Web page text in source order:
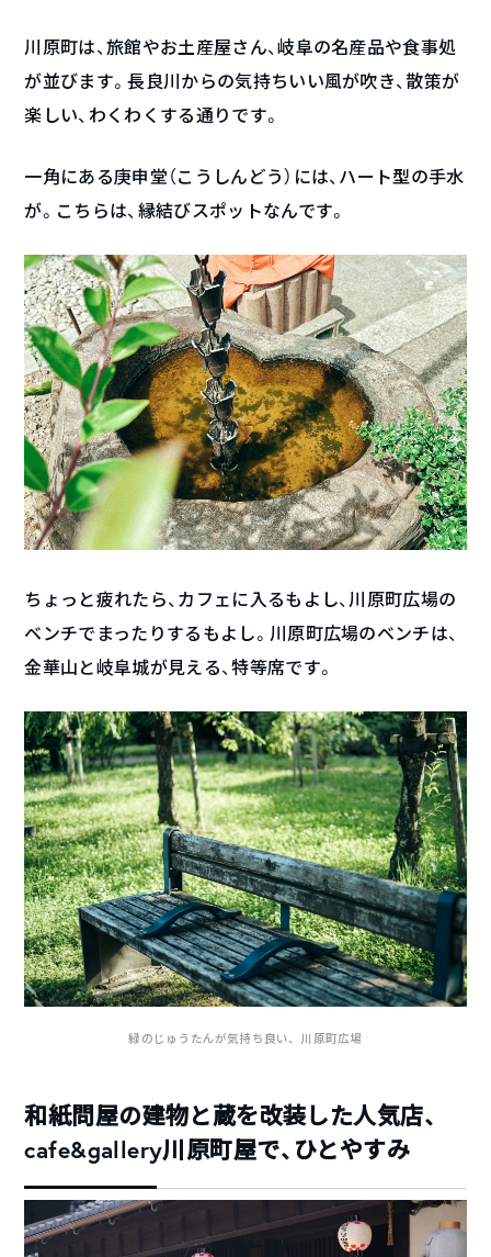
川原町は、旅館やお土産屋さん、岐阜の名産品や食事処
が並びます。長良川からの気持ちいい風が吹き、散策が
楽しい、わくわくする通りです。
一角にある庚申堂（こうしんどう）には、ハート型の手水
が。こちらは、縁結びスポットなんです。
ちょっと疲れたら、カフェに入るもよし、川原町広場の
ベンチでまったりするもよし。川原町広場のベンチは、
金華山と岐阜城が見える、特等席です。
緑のじゅうたんが気持ち良い、川原町広場
和紙問屋の建物と蔵を改装した人気店、
cafe&gallery川原町屋で、ひとやすみ